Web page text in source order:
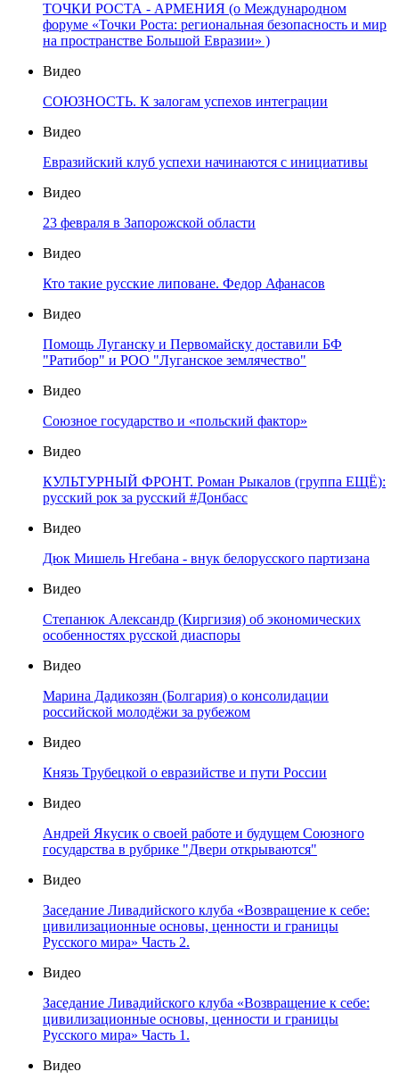
ТОЧКИ РОСТА - АРМЕНИЯ (о Международном
форуме «Точки Роста: региональная безопасность и мир
на пространстве Большой Евразии» )
Видео
СОЮЗНОСТЬ. К залогам успехов интеграции
Видео
Евразийский клуб успехи начинаются с инициативы
Видео
23 февраля в Запорожской области
Видео
Кто такие русские липоване. Федор Афанасов
Видео
Помощь Луганску и Первомайску доставили БФ
"Ратибор" и РОО "Луганское землячество"
Видео
Союзное государство и «польский фактор»
Видео
КУЛЬТУРНЫЙ ФРОНТ. Роман Рыкалов (группа ЕЩЁ):
русский рок за русский #Донбасс
Видео
Дюк Мишель Нгебана - внук белорусского партизана
Видео
Степанюк Александр (Киргизия) об экономических
особенностях русской диаспоры
Видео
Марина Дадикозян (Болгария) о консолидации
российской молодёжи за рубежом
Видео
Князь Трубецкой о евразийстве и пути России
Видео
Андрей Якусик о своей работе и будущем Союзного
государства в рубрике "Двери открываются"
Видео
Заседание Ливадийского клуба «Возвращение к себе:
цивилизационные основы, ценности и границы
Русского мира» Часть 2.
Видео
Заседание Ливадийского клуба «Возвращение к себе:
цивилизационные основы, ценности и границы
Русского мира» Часть 1.
Видео